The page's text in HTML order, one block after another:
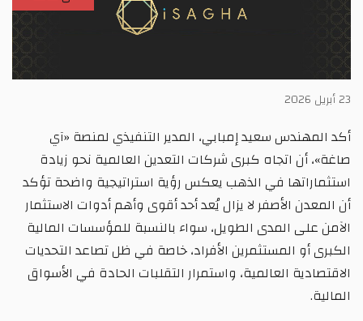
23 أبريل 2026
أكد المهندس سعيد إمبابي، المدير التنفيذي لمنصة «آي
صاغة»، أن اتجاه كبرى شركات التعدين العالمية نحو زيادة
استثماراتها في الذهب يعكس رؤية استراتيجية واضحة تؤكد
أن المعدن الأصفر لا يزال يُعد أحد أقوى وأهم أدوات الاستثمار
الآمن على المدى الطويل، سواء بالنسبة للمؤسسات المالية
الكبرى أو المستثمرين الأفراد، خاصة في ظل تصاعد التحديات
الاقتصادية العالمية، واستمرار التقلبات الحادة في الأسواق
المالية.